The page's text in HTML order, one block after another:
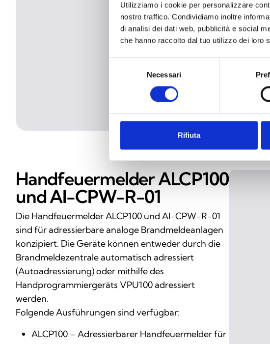
Utilizziamo i cookie per personalizzare
nostro traffico. Condividiamo inoltre
di analisi dei dati web, pubblicità e social
che hanno raccolto dal tuo utilizzo dei loro
Necessari
Rifiuta
Handfeuermelder ALCP100
und AI-CPW-R-01
Die Handfeuermelder ALCP100 und AI-CPW-R-01
sind für adressierbare analoge Brandmeldeanlagen
konzipiert. Die Geräte können entweder durch die
Brandmeldezentrale automatisch adressiert
(Autoadressierung) oder mithilfe des
Handprogrammiergeräts VPU100 adressiert
werden.
Folgende Ausführungen sind verfügbar:
ALCP100 – Adressierbarer Handfeuermelder für